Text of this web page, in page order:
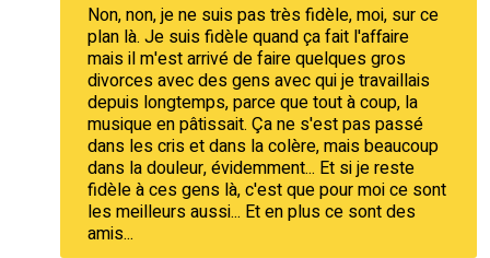
Non, non, je ne suis pas très fidèle, moi, sur ce
plan là. Je suis fidèle quand ça fait l'affaire
mais il m'est arrivé de faire quelques gros
divorces avec des gens avec qui je travaillais
depuis longtemps, parce que tout à coup, la
musique en pâtissait. Ça ne s'est pas passé
dans les cris et dans la colère, mais beaucoup
dans la douleur, évidemment... Et si je reste
fidèle à ces gens là, c'est que pour moi ce sont
les meilleurs aussi... Et en plus ce sont des
amis...